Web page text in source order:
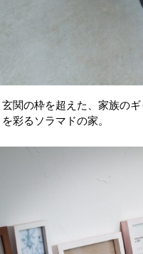
玄関の枠を超えた、家族の
を彩るソラマドの家。